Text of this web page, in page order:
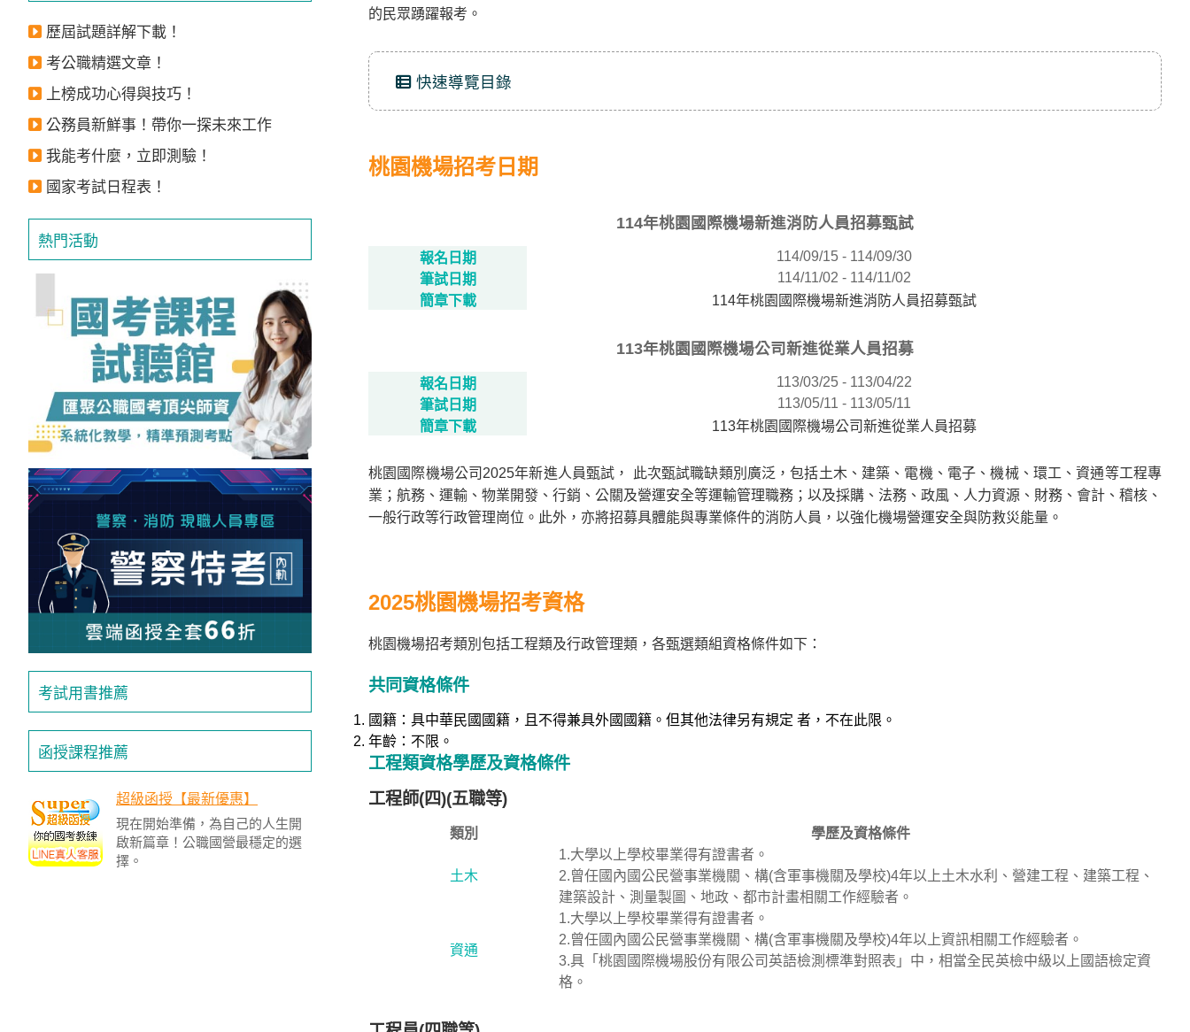
歷屆試題詳解下載！
考公職精選文章！
上榜成功心得與技巧！
公務員新鮮事！帶你一探未來工作
我能考什麼，立即測驗！
國家考試日程表！
熱門活動
考試用書推薦
函授課程推薦
超級函授【最新優惠】
現在開始準備，為自己的人生開
啟新篇章！公職國營最穩定的選
擇。
的民眾踴躍報考。
快速導覽目錄
桃園機場招考日期
114年桃園國際機場新進消防人員招募甄試
報名日期
114/09/15 - 114/09/30
筆試日期
114/11/02 - 114/11/02
簡章下載
114年桃園國際機場新進消防人員招募甄試
113年桃園國際機場公司新進從業人員招募
報名日期
113/03/25 - 113/04/22
筆試日期
113/05/11 - 113/05/11
簡章下載
113年桃園國際機場公司新進從業人員招募
桃園國際機場公司2025年新進人員甄試， 此次甄試職缺類別廣泛，包括土木、建築、電機、電子、機械、環工、資通等工程專
業；航務、運輸、物業開發、行銷、公關及營運安全等運輸管理職務；以及採購、法務、政風、人力資源、財務、會計、稽核、
一般行政等行政管理崗位。此外，亦將招募具體能與專業條件的消防人員，以強化機場營運安全與防救災能量。
2025桃園機場招考資格
桃園機場招考類別包括工程類及行政管理類，各甄選類組資格條件如下：
共同資格條件
國籍：具中華民國國籍，且不得兼具外國國籍。但其他法律另有規定 者，不在此限。
年齡：不限。
工程類資格學歷及資格條件
工程師(四)(五職等)
類別 學歷及資格條件
土木
1.大學以上學校畢業得有證書者。
2.曾任國內國公民營事業機關、構(含軍事機關及學校)4年以上土木水利、營建工程、建築工程、
建築設計、測量製圖、地政、都市計畫相關工作經驗者。
資通
1.大學以上學校畢業得有證書者。
2.曾任國內國公民營事業機關、構(含軍事機關及學校)4年以上資訊相關工作經驗者。
3.具「桃園國際機場股份有限公司英語檢測標準對照表」中，相當全民英檢中級以上國語檢定資
格。
帳
號
享
專
人
服
獲
500
扣！